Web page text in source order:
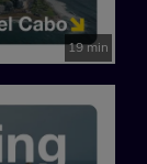
19 min